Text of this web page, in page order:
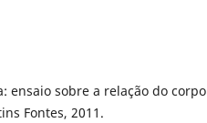
ensaio sobre a relação do corpo
Fontes, 2011.